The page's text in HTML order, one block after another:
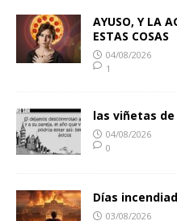
AYUSO, Y LA
ESTAS COSAS
04/08/2026
1
las viñetas de
04/08/2026
0
Días
03/08/2026